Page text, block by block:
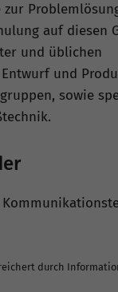
auf diesen
und üblichen
und
sowie
durch